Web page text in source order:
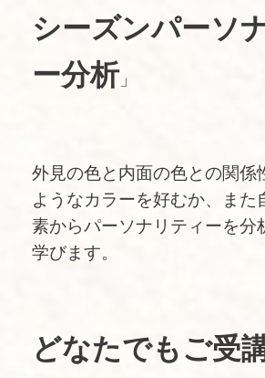
シーズンパーソ
ー分析 」
外見の色と内面の色との関係
ようなカラーを好むか、また
素からパーソナリティーを分
学びます。
どなたでもご受